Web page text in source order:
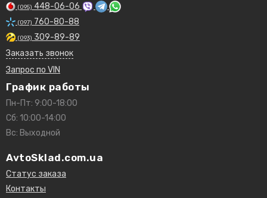
(095) 448-06-06
(097) 760-80-88
(093) 309-89-89
Заказать звонок
Запрос по VIN
График работы
Пн-Пт: 9:00-18:00
Сб: 10:00-14:00
Вс: Выходной
AvtoSklad.com.ua
Статус заказа
Контакты